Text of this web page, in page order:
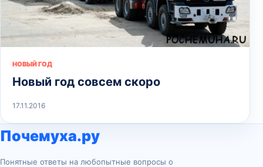
НОВЫЙ ГОД
Новый год совсем скоро
17.11.2016
Почемуха.ру
Понятные ответы на любопытные вопросы о